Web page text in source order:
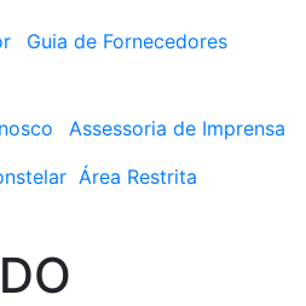
Guia de Fornecedores
Assessoria de Imprensa
Área Restrita